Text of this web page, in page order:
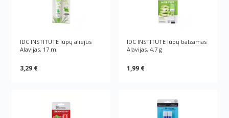
IDC INSTITUTE lūpų aliejus
Alavijas, 17 ml
3,29 €
IDC INSTITUTE lūpų balzamas
Alavijas, 4,7 g
1,99 €